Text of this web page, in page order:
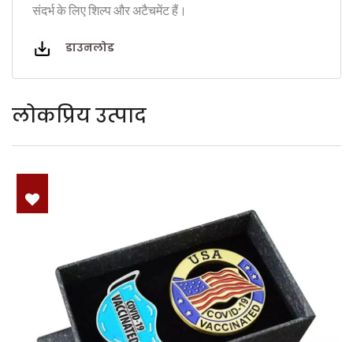
संदर्भ के लिए शिल्प और अटैचमेंट हैं।
डाउनलोड
लोकप्रिय उत्पाद